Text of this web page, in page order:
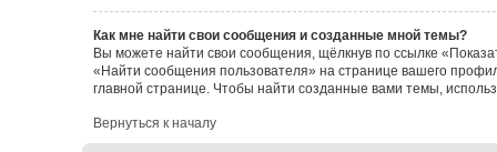
Как мне найти свои сообщения и созданные мной темы?
Вы можете найти свои сообщения, щёлкнув по ссылке
«Найти сообщения пользователя» на странице вашего
главной странице. Чтобы найти созданные вами темы,
Вернуться к началу